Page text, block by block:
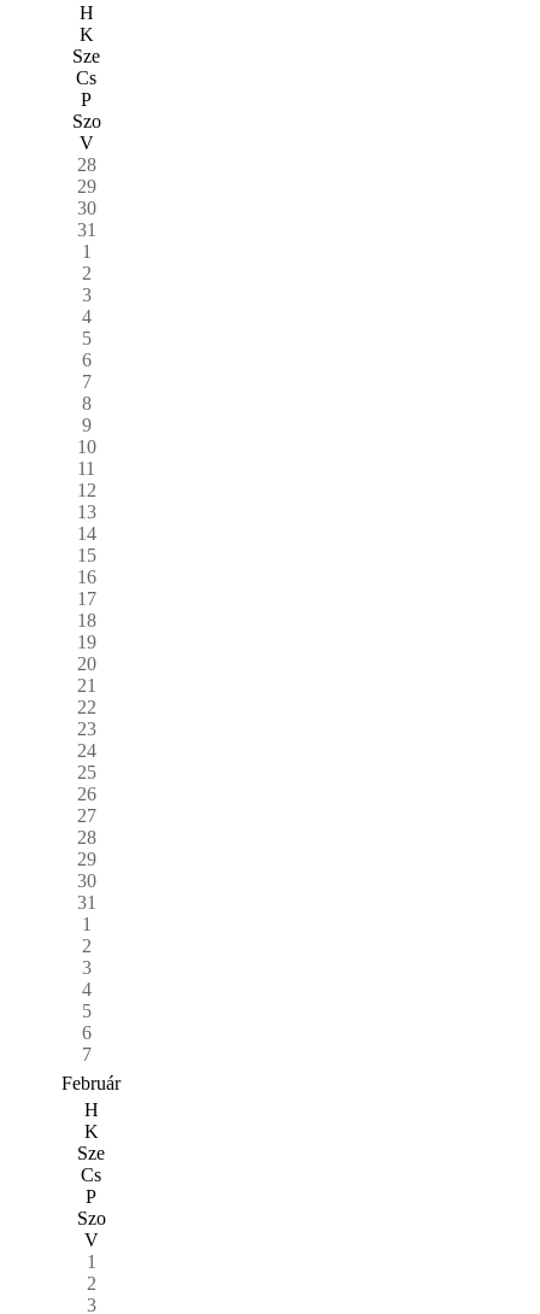
H
K
Sze
Cs
P
Szo
V
28
29
30
31
1
2
3
4
5
6
7
8
9
10
11
12
13
14
15
16
17
18
19
20
21
22
23
24
25
26
27
28
29
30
31
1
2
3
4
5
6
7
Február
H
K
Sze
Cs
P
Szo
V
1
2
3